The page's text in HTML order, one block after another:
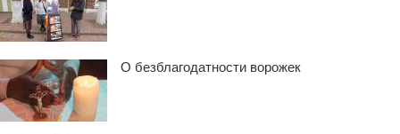
О безблагодатности ворожек